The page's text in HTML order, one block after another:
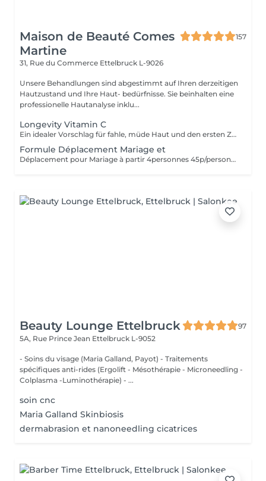
Maison de Beauté Comes
Martine
157
31, Rue du Commerce Ettelbruck L-9026
Unsere Behandlungen sind abgestimmt auf Ihren derzeitigen
Hautzustand und Ihre Haut- bedürfnisse. Sie beinhalten eine
professionelle Hautanalyse inklu...
Longevity Vitamin C
Ein idealer Vorschlag für fahle, müde Haut und den ersten Zeichen der Zeit. Dank einer gründlichen Reinigung, einer innovativen aufhellenden Maske mit Longevity Complex, rosa Tonerde und einer hohen Konzentration Vitamin C erhält die Haut neue Vitalität und einen strahlenden, leuchtenden Teint. Speziellle Hautdehnungs- und Massagetechniken sorgen für einen sofortigen Straffungs - Effekt.
Formule Déplacement Mariage et
Déplacement pour Mariage à partir 4personnes 45p/personne
Beauty Lounge Ettelbruck
97
5A, Rue Prince Jean Ettelbruck L-9052
- Soins du visage (Maria Galland, Payot) - Traitements
spécifiques anti-rides (Ergolift - Mésothérapie - Microneedling -
Colplasma -Luminothérapie) - ...
soin cnc
Maria Galland Skinbiosis
dermabrasion et nanoneedling cicatrices